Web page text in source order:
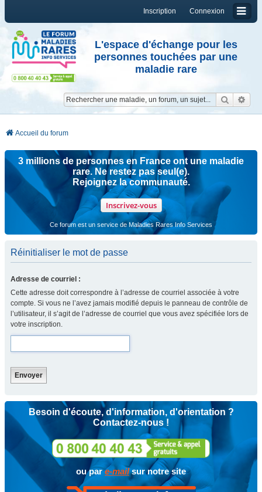
Connexion
Inscription
L'espace d'échange pour les
personnes touchées par une
maladie rare
Accueil du forum
3 millions de personnes en France ont une maladie
rare. Ne restez pas seul(e).
Rejoignez la communauté.
Inscrivez-vous
Ce forum est un service de Maladies Rares Info Services
Réinitialiser le mot de passe
Adresse de courriel :
Cette adresse doit correspondre à l’adresse de courriel associée à votre
compte. Si vous ne l’avez jamais modifié depuis le panneau de contrôle de
l’utilisateur, il s’agit de l’adresse de courriel que vous avez spécifiée lors de
votre inscription.
Besoin d'écoute, d'information, d'orientation ?
Contactez-nous !
ou pare-mailsur notre site